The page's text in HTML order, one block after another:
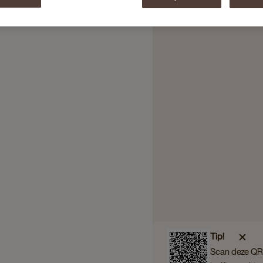
Tip!
Scan deze